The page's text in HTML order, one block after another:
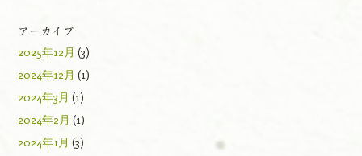
アーカイブ
2025年12月 (3)
2024年12月 (1)
2024年3月 (1)
2024年2月 (1)
2024年1月 (3)